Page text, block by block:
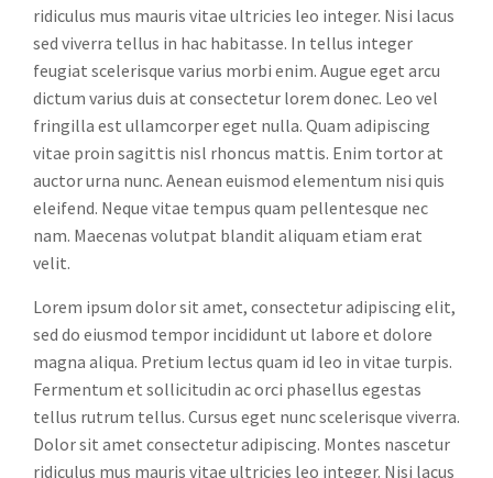
ridiculus mus mauris vitae ultricies leo integer. Nisi lacus
sed viverra tellus in hac habitasse. In tellus integer
feugiat scelerisque varius morbi enim. Augue eget arcu
dictum varius duis at consectetur lorem donec. Leo vel
fringilla est ullamcorper eget nulla. Quam adipiscing
vitae proin sagittis nisl rhoncus mattis. Enim tortor at
auctor urna nunc. Aenean euismod elementum nisi quis
eleifend. Neque vitae tempus quam pellentesque nec
nam. Maecenas volutpat blandit aliquam etiam erat
velit.
Lorem ipsum dolor sit amet, consectetur adipiscing elit,
sed do eiusmod tempor incididunt ut labore et dolore
magna aliqua. Pretium lectus quam id leo in vitae turpis.
Fermentum et sollicitudin ac orci phasellus egestas
tellus rutrum tellus. Cursus eget nunc scelerisque viverra.
Dolor sit amet consectetur adipiscing. Montes nascetur
ridiculus mus mauris vitae ultricies leo integer. Nisi lacus